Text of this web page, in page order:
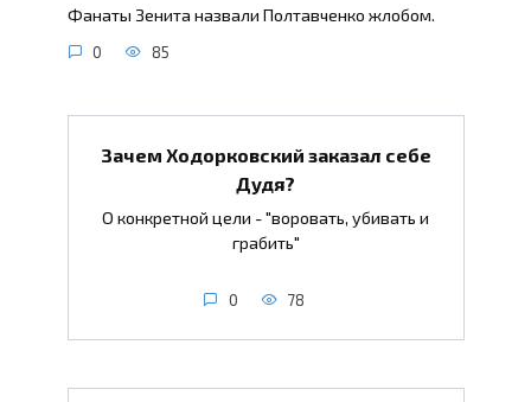
Фанаты Зенита назвали Полтавченко жлобом.
0 85
Зачем Ходорковский заказал себе
Дудя?
О конкретной цели - "воровать, убивать и
грабить"
0 78